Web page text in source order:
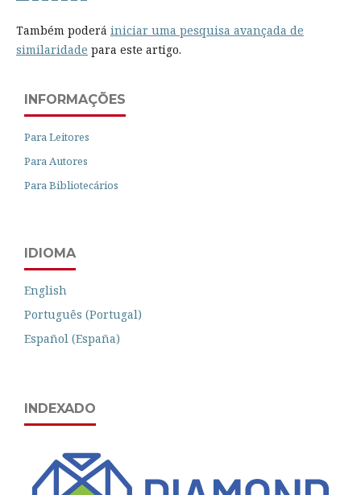
Também poderá iniciar uma pesquisa avançada de
similaridade para este artigo.
INFORMAÇÕES
Para Leitores
Para Autores
Para Bibliotecários
IDIOMA
English
Português (Portugal)
Español (España)
INDEXADO